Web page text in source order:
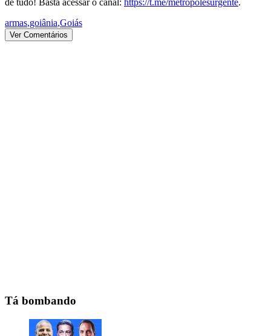
armas,goiânia,Goiás
Ver Comentários
Tá bombando